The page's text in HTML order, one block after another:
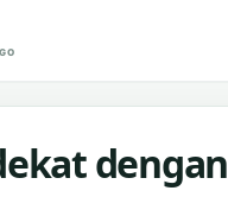
dengan